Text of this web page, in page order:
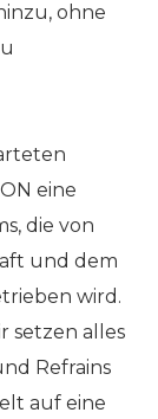
ohne
eine
die von
und dem
wird.
setzen alles
Refrains
auf eine